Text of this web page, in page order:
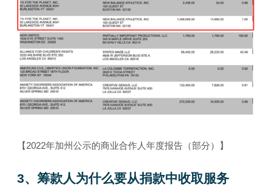
【2022年加州公示的商业合作人年度报告（部分）】
3、筹款人为什么要从捐款中收取服务